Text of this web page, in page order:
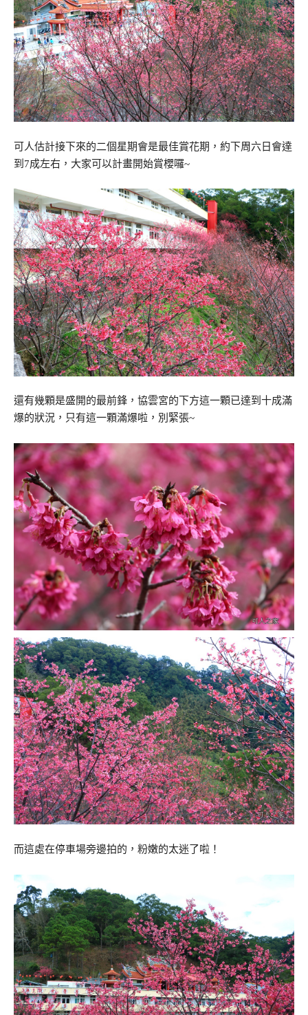
可人估計接下來的二個星期會是最佳賞花期，約下周六日會達
到7成左右，大家可以計畫開始賞櫻囉~
還有幾顆是盛開的最前鋒，協雲宮的下方這一顆已達到十成滿
爆的狀況，只有這一顆滿爆啦，別緊張~
而這處在停車場旁邊拍的，粉嫩的太迷了啦！